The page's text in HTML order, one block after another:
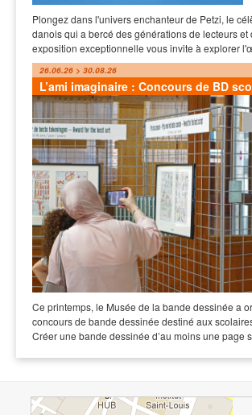
Plongez dans l'univers enchanteur de Petzi, le
danois qui a bercé des générations de lecteurs et
exposition exceptionnelle vous invite à explorer
26.06.26 > 30.08.26
L’ami imaginaire : Concours de BD
Ce printemps, le Musée de la bande dessinée a
concours de bande dessinée destiné aux
Créer une bande dessinée d’au moins une page